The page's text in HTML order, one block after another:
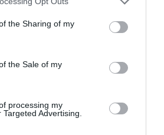
the Sharing of my
the Sale of my
processing my
Advertising.